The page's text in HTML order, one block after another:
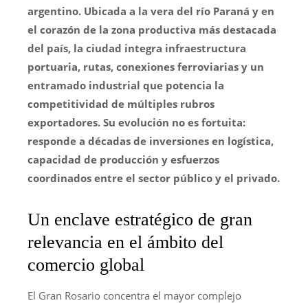
argentino. Ubicada a la vera del río Paraná y en
el corazón de la zona productiva más destacada
del país, la ciudad integra infraestructura
portuaria, rutas, conexiones ferroviarias y un
entramado industrial que potencia la
competitividad de múltiples rubros
exportadores. Su evolución no es fortuita:
responde a décadas de inversiones en logística,
capacidad de producción y esfuerzos
coordinados entre el sector público y el privado.
Un enclave estratégico de gran
relevancia en el ámbito del
comercio global
El Gran Rosario concentra el mayor complejo